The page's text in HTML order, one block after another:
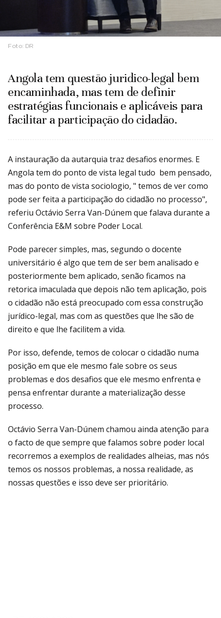
Foto: DR
Angola tem questão juridico-legal bem
encaminhada, mas tem de definir
estratégias funcionais e aplicáveis para
facilitar a participação do cidadão.
A instauração da autarquia traz desafios enormes. E
Angola tem do ponto de vista legal tudo bem pensado,
mas do ponto de vista sociologio, " temos de ver como
pode ser feita a participação do cidadão no processo",
referiu Octávio Serra Van-Dúnem que falava durante a
Conferência E&M sobre Poder Local.
Pode parecer simples, mas, segundo o docente
universitário é algo que tem de ser bem analisado e
posteriormente bem aplicado, senão ficamos na
retorica imaculada que depois não tem aplicação, pois
o cidadão não está preocupado com essa construção
jurídico-legal, mas com as questões que lhe são de
direito e que lhe facilitem a vida.
Por isso, defende, temos de colocar o cidadão numa
posição em que ele mesmo fale sobre os seus
problemas e dos desafios que ele mesmo enfrenta e
pensa enfrentar durante a materialização desse
processo.
Octávio Serra Van-Dúnem chamou ainda atenção para
o facto de que sempre que falamos sobre poder local
recorremos a exemplos de realidades alheias, mas nós
temos os nossos problemas, a nossa realidade, as
nossas questões e isso deve ser prioritário.